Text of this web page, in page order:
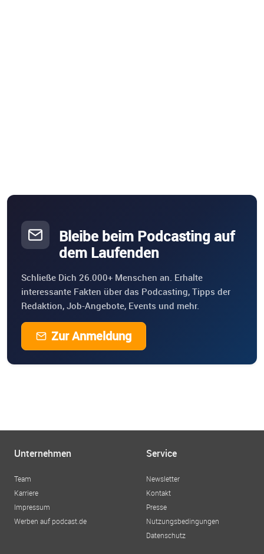
Bleibe beim Podcasting auf
dem Laufenden
Schließe Dich 26.000+ Menschen an. Erhalte
interessante Fakten über das Podcasting, Tipps der
Redaktion, Job-Angebote, Events und mehr.
Zur Anmeldung
Unternehmen
Team
Karriere
Impressum
Werben auf podcast.de
Service
Newsletter
Kontakt
Presse
Nutzungsbedingungen
Datenschutz